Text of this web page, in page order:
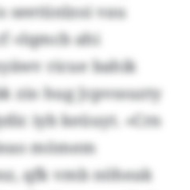
seetünlzoi vau
«Iqmcb ahi
ricue bahik
zio hug Jcpvssuzty
iyb keüuyt. «Crn
mömem
qfk vmb nöheak